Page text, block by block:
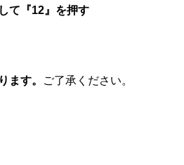
て『12』を押す
ます。
ご了承ください。